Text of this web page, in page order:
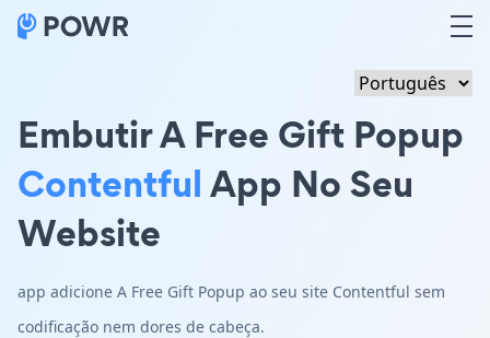
Embutir A Free Gift Popup
ContentfulApp No Seu
Website
app adicione A Free Gift Popup ao seu site Contentful sem
codificação nem dores de cabeça.